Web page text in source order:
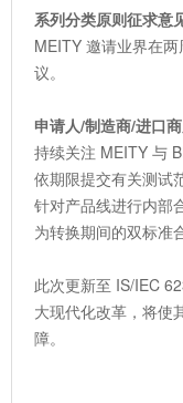
系列分类原则征求意
MEITY 邀请业界在
议。
申请人/制造商/进口
持续关注 MEITY 与
依期限提交有关测试
针对产品线进行内部
为转换期间的双标准
此次更新至 IS/IEC
大现代化改革，将使
障。